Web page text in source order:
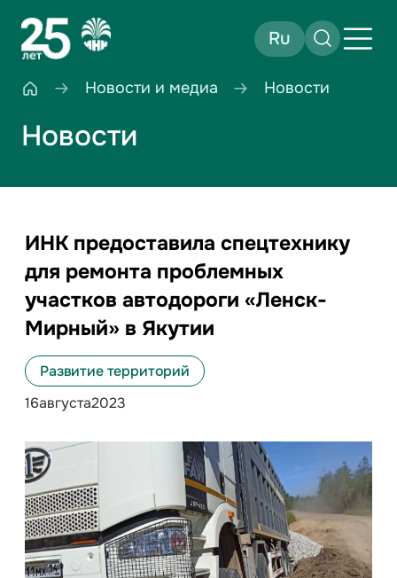
Ru
Новости и медиа Новости
Новости
ИНК предоставила спецтехнику
для ремонта проблемных
участков автодороги «Ленск-
Мирный» в Якутии
Развитие территорий
16августа2023